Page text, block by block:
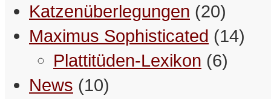
Katzenüberlegungen (20)
Maximus Sophisticated (14)
Plattitüden-Lexikon (6)
News (10)